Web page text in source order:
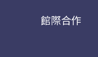
館際合作